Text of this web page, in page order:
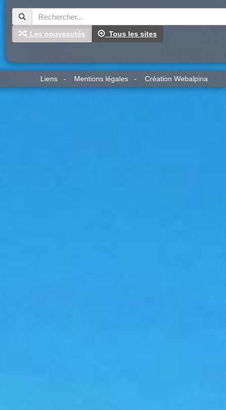
Les nouveautés Tous les sites
Liens - Mentions légales - Création Webalpina